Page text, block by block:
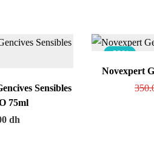
Sensibles
75ml
dh
-33%
Novexpert